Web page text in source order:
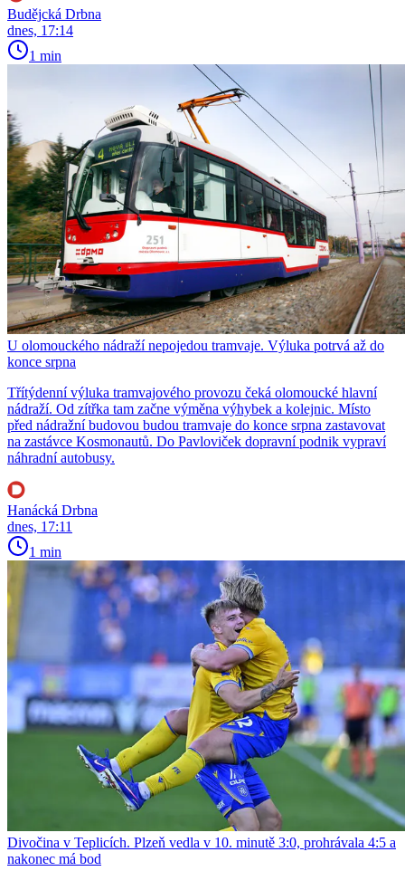
Budějcká Drbna
dnes, 17:14
1 min
U olomouckého nádraží nepojedou tramvaje. Výluka potrvá až do
konce srpna
Třítýdenní výluka tramvajového provozu čeká olomoucké hlavní
nádraží. Od zítřka tam začne výměna výhybek a kolejnic. Místo
před nádražní budovou budou tramvaje do konce srpna zastavovat
na zastávce Kosmonautů. Do Pavloviček dopravní podnik vypraví
náhradní autobusy.
Hanácká Drbna
dnes, 17:11
1 min
Divočina v Teplicích. Plzeň vedla v 10. minutě 3:0, prohrávala 4:5 a
nakonec má bod